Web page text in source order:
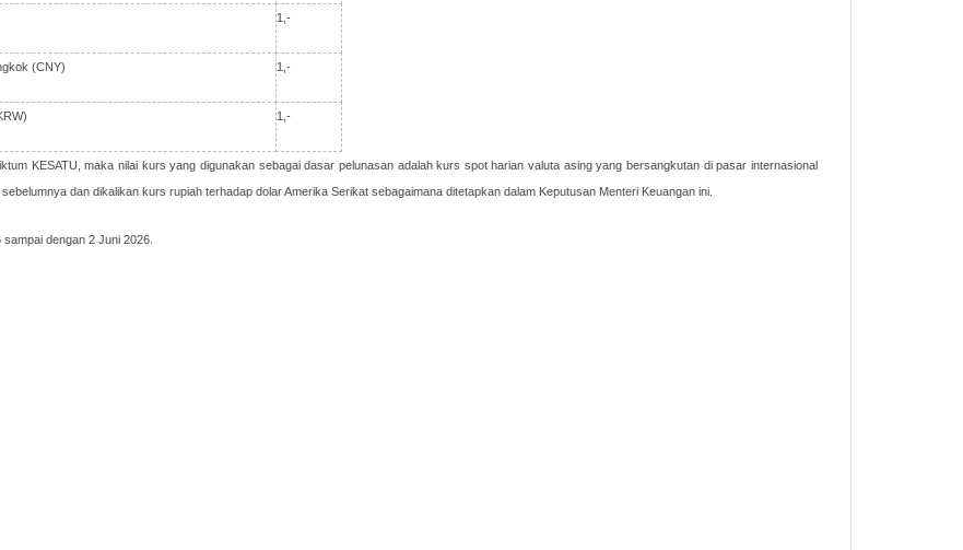
1,-
(CNY) 1,-
1,-
KESATU, maka nilai kurs yang digunakan sebagai dasar pelunasan adalah kurs spot harian valuta asing yang bersangkutan di pasar internasional
dan dikalikan kurs rupiah terhadap dolar Amerika Serikat sebagaimana ditetapkan dalam Keputusan Menteri Keuangan ini.
dengan 2 Juni 2026.